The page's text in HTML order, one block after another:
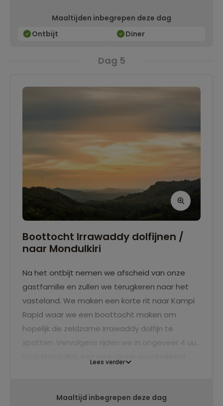
geluk kun je in de late namiddag de
zonsondergang over de Mekong zien. Vanavond
keuken tijdens een diner bij de
Maaltijden inbegrepen deze dag
Ontbijt
Diner
Dag 5
Boottocht Irrawaddy dolfijnen /
naar Mondulkiri
Na het ontbijt nemen we afscheid van onze
gastfamilie en zullen we terugkeren naar het
vasteland. We maken een korte rit naar Kampi
Rapid waar we een boottocht maken om
hopelijk de zeldzame Irrawaddy dolfijn te
spotten. Vervolgens rijden we in ongeveer 4 uur
twee nachten in een hotel in het dorp
Lees verder
Maaltijd inbegrepen deze dag